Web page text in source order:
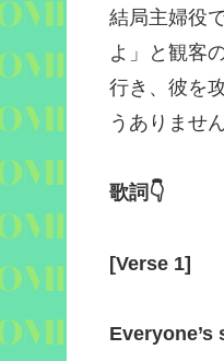
結局主婦役
よ」と観客
行き、彼を
うありません
歌詞 👇
[Verse 1]
Everyone’s